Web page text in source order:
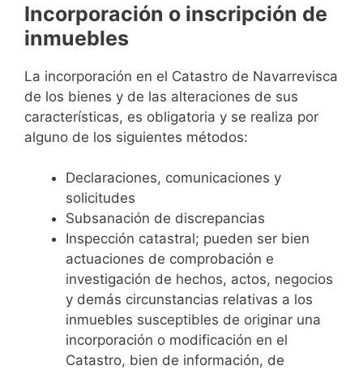
Incorporación o inscripción de
inmuebles
La incorporación en el Catastro de Navarrevisca
de los bienes y de las alteraciones de sus
características, es obligatoria y se realiza por
alguno de los siguientes métodos:
Declaraciones, comunicaciones y
solicitudes
Subsanación de discrepancias
Inspección catastral; pueden ser bien
actuaciones de comprobación e
investigación de hechos, actos, negocios
y demás circunstancias relativas a los
inmuebles susceptibles de originar una
incorporación o modificación en el
Catastro, bien de información, de